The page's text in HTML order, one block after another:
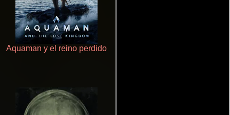
Aquaman y el reino perdido